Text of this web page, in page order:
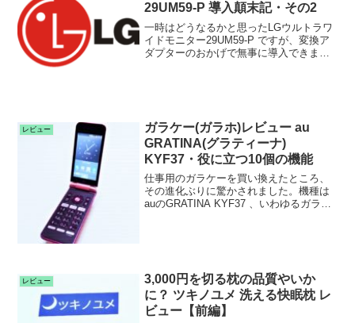
29UM59-P 導入顛末記・その2
一時はどうなるかと思ったLGウルトラワ
イドモニター29UM59-P ですが、変換ア
ダプターのおかげで無事に導入できまし
レビュー
ガラケー(ガラホ)レビュー au
GRATINA(グラティーナ)
KYF37・役に立つ10個の機能
仕事用のガラケーを買い換えたところ、
その進化ぶりに驚かされました。機種は
auのGRATINA KYF37 、いわゆるガラホ
レビュー
3,000円を切る枕の品質やいか
に？ ツキノユメ 洗える快眠枕 レ
ビュー【前編】